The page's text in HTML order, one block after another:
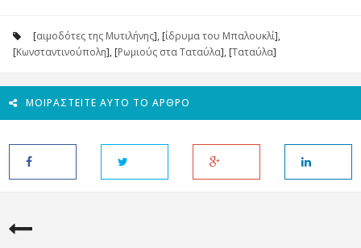
[αιμοδότες της Μυτιλήνης], [ίδρυμα του Μπαλουκλί],
[Κωνσταντινούπολη], [Ρωμιούς στα Ταταύλα], [Ταταύλα]
ΜΟΙΡΑΣΤΕΊΤΕ ΑΥΤΌ ΤΟ ΆΡΘΡΟ